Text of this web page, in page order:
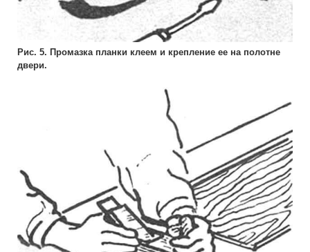
Рис. 5. Промазка планки клеем и крепление ее на полотне
двери.